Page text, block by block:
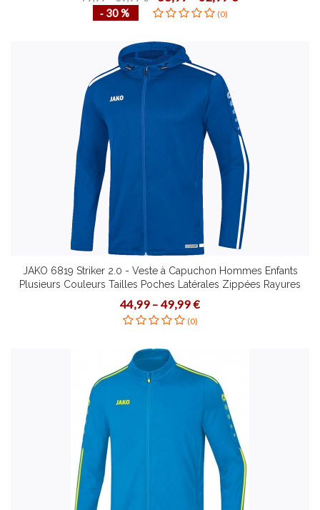
‐ 30 % (0)
JAKO 6819 Striker 2.0 - Veste à Capuchon Hommes Enfants
Plusieurs Couleurs Tailles Poches Latérales Zippées Rayures
Contrastantes Curseur Bicolore
44,99 – 49,99 €
(0)